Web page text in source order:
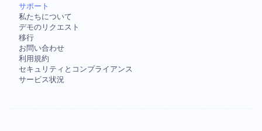
サポート
私たちについて
デモのリクエスト
移行
お問い合わせ
利用規約
セキュリティとコンプライアンス
サービス状況